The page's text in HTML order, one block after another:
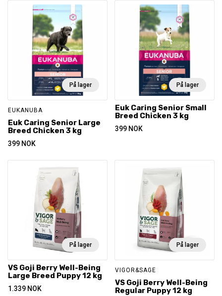
På lager
EUKANUBA
Euk Caring Senior Large
Breed Chicken 3 kg
399 NOK
På lager
Euk Caring Senior Small
Breed Chicken 3 kg
399 NOK
På lager
VS Goji Berry Well-Being
Large Breed Puppy 12 kg
1.339 NOK
På lager
VIGOR&SAGE
VS Goji Berry Well-Being
Regular Puppy 12 kg